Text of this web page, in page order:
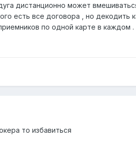
дистанционно может
есть все договора , но декодить
по одной карте в каждом .
то избавиться